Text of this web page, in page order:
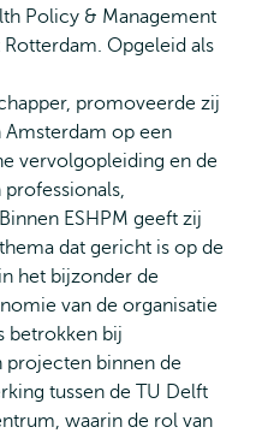
Policy & Management
Opgeleid als
promoveerde zij
Amsterdam op een
vervolgopleiding en de
ESHPM geeft zij
dat gericht is op de
het bijzonder de
van de organisatie
betrokken bij
projecten binnen de
tussen de TU Delft
waarin de rol van